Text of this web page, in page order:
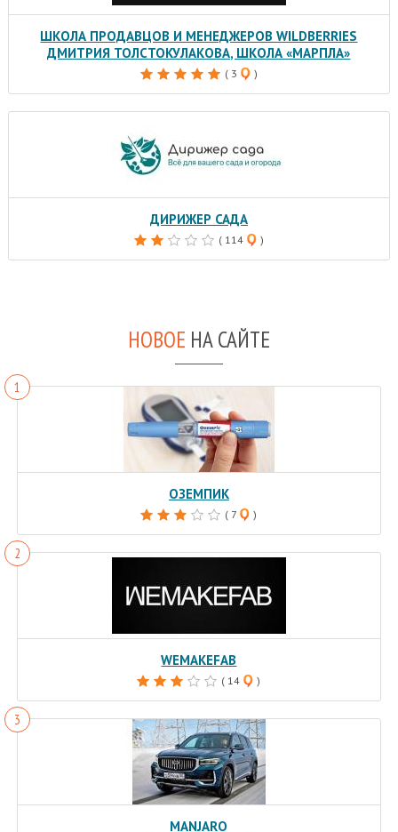
ШКОЛА ПРОДАВЦОВ И МЕНЕДЖЕРОВ WILDBERRIES
ДМИТРИЯ ТОЛСТОКУЛАКОВА, ШКОЛА «МАРПЛА»
( 3 )
ДИРИЖЕР САДА
( 114 )
НОВОЕ НА САЙТЕ
ОЗЕМПИК
( 7 )
WEMAKEFAB
( 14 )
MANJARO